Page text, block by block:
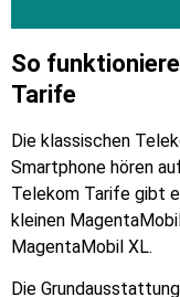
So
Tarife
Die klassischen
Smartphone hören
Telekom Tarife gibt
kleinen
MagentaMobil XL.
Die